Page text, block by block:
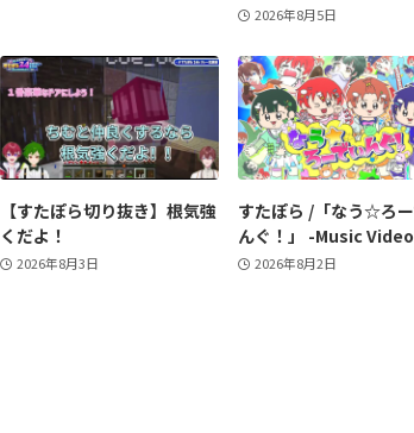
2026年8月5日
【すたぽら切り抜き】根気強
くだよ！
2026年8月3日
すたぽら /「なう☆ろ
んぐ！」 -Music
2026年8月2日